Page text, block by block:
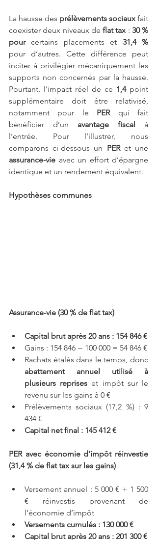
La hausse des prélèvements sociaux fait
coexister deux niveaux de flat tax : 30 %
pour certains placements et
pour d’autres. Cette différence peut
inciter à privilégier mécaniquement les
supports non concernés par la hausse.
Pourtant, l’impact réel de ce 1,4 point
supplémentaire doit être relativisé,
notamment pour le PER qui fait
bénéficier d’un avantage fiscal à
l’entrée. Pour l’illustrer, nous
comparons ci-dessous un PER
assurance-vie avec un effort d’épargne
identique et un rendement équivalent.
Hypothèses communes
Assurance-vie (30 % de flat tax)
Capital brut après 20 ans : 154 846 €
Gains : 154 846 − 100 000 = 54 846 €
abattement annuel utilisé à
plusieurs reprises et impôt sur le
revenu sur les gains à 0 €
Prélèvements sociaux (17,2 %) : 9
434 €
Capital net final : 145 412 €
PER avec économie d’impôt réinvestie
(31,4 % de flat tax sur les gains)
Versement annuel : 5 000 € + 1 500
€ réinvestis provenant de
l’économie d’impôt
Versements cumulés : 130 000 €
Capital brut après 20 ans : 201 300 €